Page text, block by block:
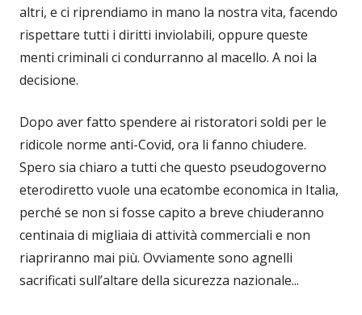
altri, e ci riprendiamo in mano la nostra vita, facendo
rispettare tutti i diritti inviolabili, oppure queste
menti criminali ci condurranno al macello. A noi la
decisione.
Dopo aver fatto spendere ai ristoratori soldi per le
ridicole norme anti-Covid, ora li fanno chiudere.
Spero sia chiaro a tutti che questo pseudogoverno
eterodiretto vuole una ecatombe economica in Italia,
perché se non si fosse capito a breve chiuderanno
centinaia di migliaia di attività commerciali e non
riapriranno mai più. Ovviamente sono agnelli
sacrificati sull’altare della sicurezza nazionale...